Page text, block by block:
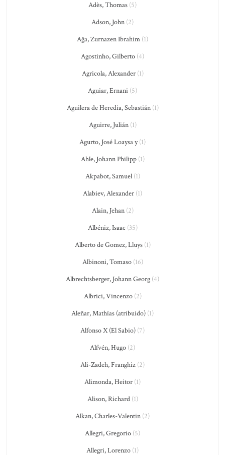
Adès, Thomas (5)
Adson, John (2)
Ağa, Zurnazen Ibrahim (1)
Agostinho, Gilberto (4)
Agricola, Alexander(1)
Aguiar, Ernani (5)
Aguilera de Heredia, Sebastián(1)
Aguirre, Julián(1)
Agurto, José Loaysa y(1)
Ahle, Johann Philipp(1)
Akpabot, Samuel(1)
Alabiev, Alexander (1)
Alain, Jehan(2)
Albéniz, Isaac (35)
Alberto de Gomez, Lluys(1)
Albinoni, Tomaso(16)
Albrechtsberger, Johann Georg (4)
Albrici, Vincenzo(2)
Aleñar, Mathías (atribuido) (1)
Alfonso X (El Sabio) (7)
Alfvén, Hugo (2)
Ali-Zadeh, Franghiz (2)
Alimonda, Heitor (1)
Alison, Richard(1)
Alkan, Charles-Valentin (2)
Allegri, Gregorio (5)
Allegri, Lorenzo (1)